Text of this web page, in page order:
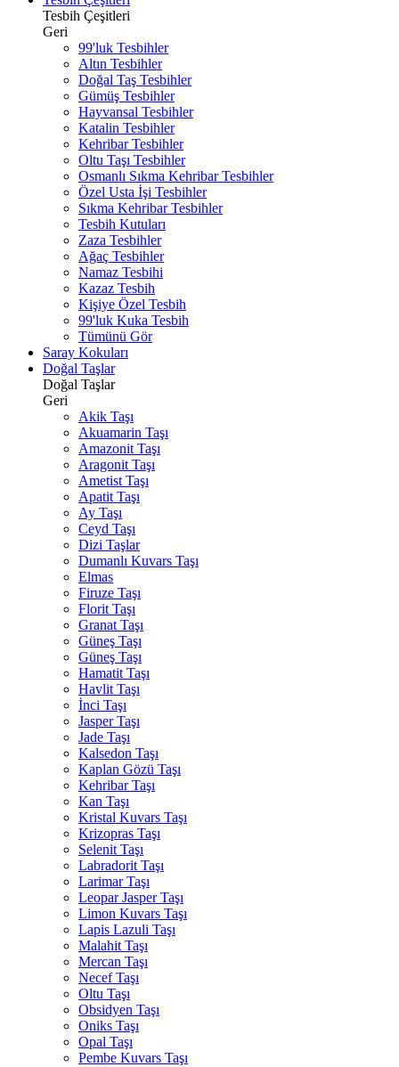
Tesbih Çeşitleri
Geri
99'luk Tesbihler
Altın Tesbihler
Doğal Taş Tesbihler
Gümüş Tesbihler
Hayvansal Tesbihler
Katalin Tesbihler
Kehribar Tesbihler
Oltu Taşı Tesbihler
Osmanlı Sıkma Kehribar Tesbihler
Özel Usta İşi Tesbihler
Sıkma Kehribar Tesbihler
Tesbih Kutuları
Zaza Tesbihler
Ağaç Tesbihler
Namaz Tesbihi
Kazaz Tesbih
Kişiye Özel Tesbih
99'luk Kuka Tesbih
Tümünü Gör
Saray Kokuları
Doğal Taşlar
Doğal Taşlar
Geri
Akik Taşı
Akuamarin Taşı
Amazonit Taşı
Aragonit Taşı
Ametist Taşı
Apatit Taşı
Ay Taşı
Ceyd Taşı
Dizi Taşlar
Dumanlı Kuvars Taşı
Elmas
Firuze Taşı
Florit Taşı
Granat Taşı
Güneş Taşı
Güneş Taşı
Hamatit Taşı
Havlit Taşı
İnci Taşı
Jasper Taşı
Jade Taşı
Kalsedon Taşı
Kaplan Gözü Taşı
Kehribar Taşı
Kan Taşı
Kristal Kuvars Taşı
Krizopras Taşı
Selenit Taşı
Labradorit Taşı
Larimar Taşı
Leopar Jasper Taşı
Limon Kuvars Taşı
Lapis Lazuli Taşı
Malahit Taşı
Mercan Taşı
Necef Taşı
Oltu Taşı
Obsidyen Taşı
Oniks Taşı
Opal Taşı
Pembe Kuvars Taşı